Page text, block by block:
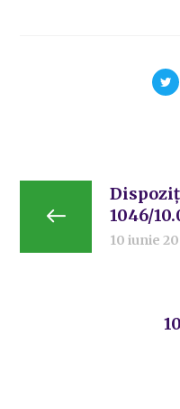
1046/
10 iunie